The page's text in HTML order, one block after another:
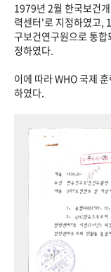
1979년 2월 한국보건
력센터'로 지정하였고,
구보건연구원으로 통
정하였다.
이에 따라 WHO 국제
하였다.